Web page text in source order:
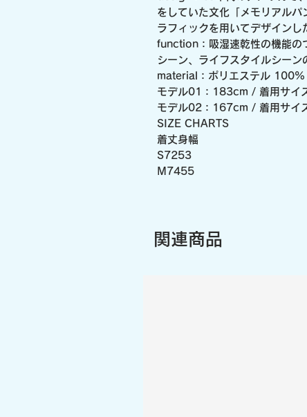
をしていた文化「メモリアル
ラフィックを用いてデザインし
function：吸湿速乾性の機能の
シーン、ライフスタイルシーン
material：ポリエステル 100%
モデル01：183cm / 着用サイ
モデル02：167cm / 着用サイ
SIZE CHARTS
着丈身幅
S7253
M7455
関連商品